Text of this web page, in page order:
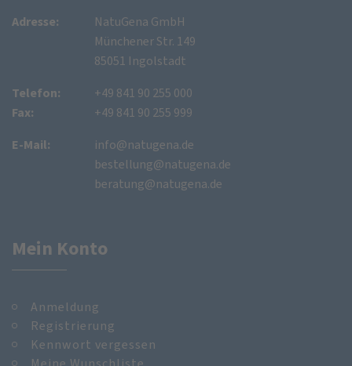
Adresse:
NatuGena GmbH
Münchener Str. 149
85051 Ingolstadt
Telefon:
Fax:
+49 841 90 255 000
+49 841 90 255 999
E-Mail:
info@natugena.de
bestellung@natugena.de
beratung@natugena.de
Mein Konto
Anmeldung
Registrierung
Kennwort vergessen